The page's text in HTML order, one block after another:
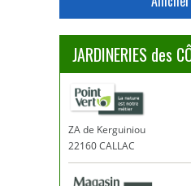
JARDINERIES des
ZA de Kerguiniou
22160 CALLAC